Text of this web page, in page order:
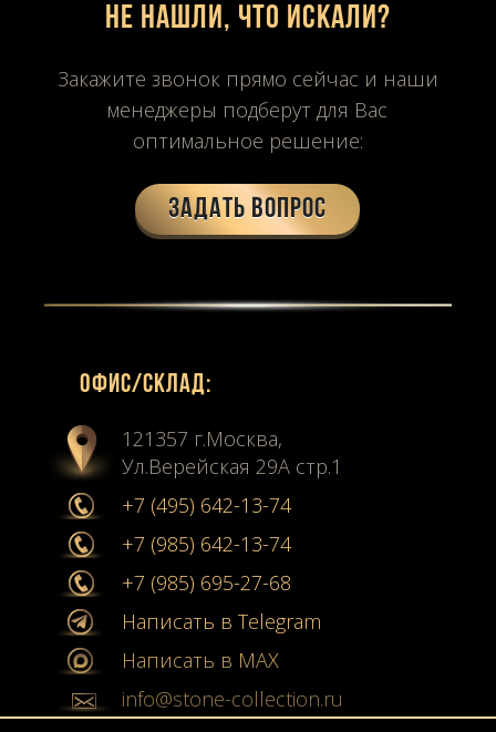
Не нашли, что искали?
Закажите звонок прямо сейчас и наши
менеджеры подберут для Вас
оптимальное решение:
Задать вопрос
Офиc/склад:
121357 г.Москва,
Ул.Верейская 29А стр.1
+7 (495) 642-13-74
+7 (985) 642-13-74
+7 (985) 695-27-68
Написать в Telegram
Написать в MAX
info@stone-collection.ru